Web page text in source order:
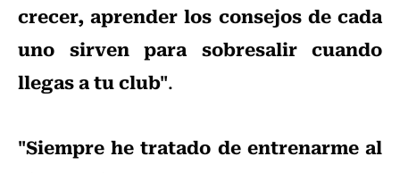
crecer, aprender los consejos de cada
uno sirven para sobresalir cuando
llegas a tu club".
"Siempre he tratado de entrenarme al